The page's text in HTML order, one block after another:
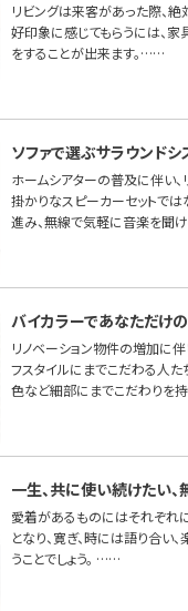
リビングは来客があった際、絶
好印象に感じてもらうには、家
をすることが出来ます。……
ソファで選ぶサラウンドシ
ホームシアターの普及に伴い、
掛かりなスピーカーセットでは
進み、無線で気軽に音楽を聞
バイカラーであなただけ
リノベーション物件の増加に伴
フスタイルにまでこだわる人た
色など細部にまでこだわりを
一生、共に使い続けたい、
愛着があるものにはそれぞれ
となり、寛ぎ、時には語り合い
うことでしょう。 ……